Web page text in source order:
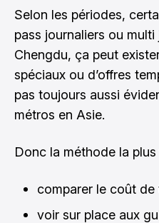
Selon les périodes,
pass journaliers ou
Chengdu, ça peut
spéciaux ou d’offres
pas toujours aussi
métros en Asie.
Donc la méthode la
comparer le coût
voir sur place aux